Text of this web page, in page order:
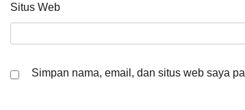
Situs Web
Simpan nama, email, dan situs web saya